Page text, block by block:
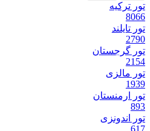
تور ترکیه
8066
تور تایلند
2790
تور گرجستان
2154
تور مالزی
1939
تور ارمنستان
893
تور اندونزی